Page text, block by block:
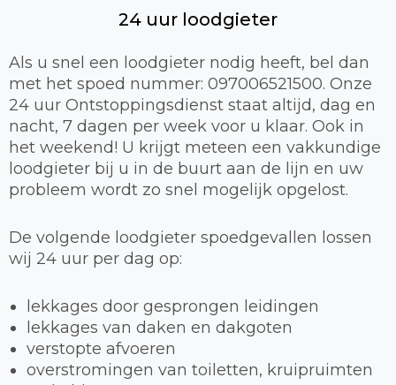
24 uur loodgieter
Als u snel een loodgieter nodig heeft, bel dan
met het spoed nummer: 097006521500. Onze
24 uur Ontstoppingsdienst staat altijd, dag en
nacht, 7 dagen per week voor u klaar. Ook in
het weekend! U krijgt meteen een vakkundige
loodgieter bij u in de buurt aan de lijn en uw
probleem wordt zo snel mogelijk opgelost.
De volgende loodgieter spoedgevallen lossen
wij 24 uur per dag op:
lekkages door gesprongen leidingen
lekkages van daken en dakgoten
verstopte afvoeren
overstromingen van toiletten, kruipruimten